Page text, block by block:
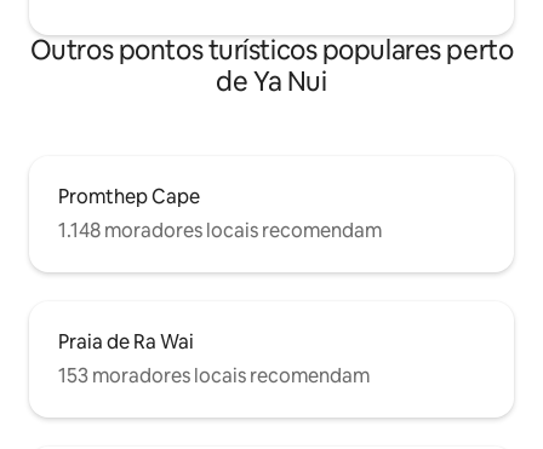
Outros pontos turísticos populares perto
de Ya Nui
Promthep Cape
1.148 moradores locais recomendam
Praia de Ra Wai
153 moradores locais recomendam